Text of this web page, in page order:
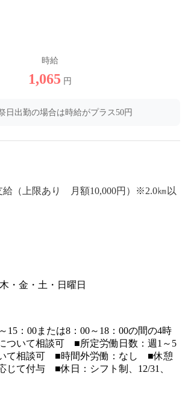
時給
1,065 円
日出勤の場合は時給がプラス50円
給（上限あり 月額10,000円）※2.0㎞以
・金・土・日曜日
15：00または8：00～18：00の間の4時
ついて相談可 ■所定労働日数：週1～5
て相談可 ■時間外労働：なし ■休憩
じて付与 ■休日：シフト制、12/31、